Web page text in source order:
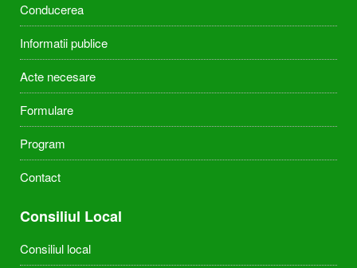
Conducerea
Informatii publice
Acte necesare
Formulare
Program
Contact
Consiliul Local
Consiliul local